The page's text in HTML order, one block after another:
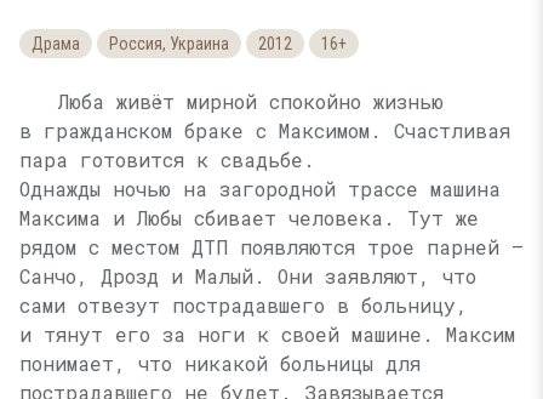
Драма Россия, Украина 2012 16+
Люба живёт мирной спокойно жизнью
в гражданском браке с Максимом. Счастливая
пара готовится к свадьбе.
Однажды ночью на загородной трассе машина
Максима и Любы сбивает человека. Тут же
рядом с местом ДТП появляются трое парней —
Санчо, Дрозд и Малый. Они заявляют, что
сами отвезут пострадавшего в больницу,
и тянут его за ноги к своей машине. Максим
понимает, что никакой больницы для
пострадавшего не будет. Завязывается